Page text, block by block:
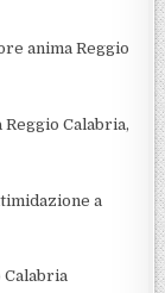
anima Reggio
Calabria,
a
Calabria